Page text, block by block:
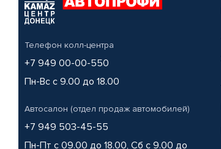
Телефон колл-центра
+7 949 00-00-550
Пн-Вс с 9.00 до 18.00
Автосалон (отдел продаж автомобилей)
+7 949 503-45-55
Пн-Пт с 09.00 до 18.00, Сб с 9.00 до